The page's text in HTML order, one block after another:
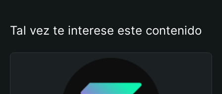
Tal vez te interese este contenido